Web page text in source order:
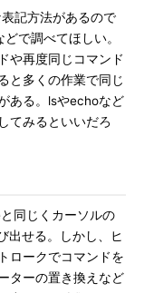
記方法があるので
で調べてほしい。
や再度同じコマンド
と多くの作業で同じ
ある。lsやechoなど
てみるといいだろ
同じくカーソルの
出せる。しかし、ヒ
ロークでコマンドを
ターの置き換えなど